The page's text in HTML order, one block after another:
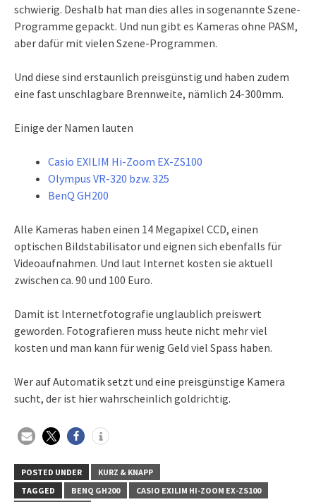
schwierig. Deshalb hat man dies alles in sogenannte Szene-
Programme gepackt. Und nun gibt es Kameras ohne PASM,
aber dafür mit vielen Szene-Programmen.
Und diese sind erstaunlich preisgünstig und haben zudem
eine fast unschlagbare Brennweite, nämlich 24-300mm.
Einige der Namen lauten
Casio EXILIM Hi-Zoom EX-ZS100
Olympus VR-320 bzw. 325
BenQ GH200
Alle Kameras haben einen 14 Megapixel CCD, einen
optischen Bildstabilisator und eignen sich ebenfalls für
Videoaufnahmen. Und laut Internet kosten sie aktuell
zwischen ca. 90 und 100 Euro.
Damit ist Internetfotografie unglaublich preiswert
geworden. Fotografieren muss heute nicht mehr viel
kosten und man kann für wenig Geld viel Spass haben.
Wer auf Automatik setzt und eine preisgünstige Kamera
sucht, der ist hier wahrscheinlich goldrichtig.
POSTED UNDER
KURZ & KNAPP
TAGGED
BENQ GH200
CASIO EXILIM HI-ZOOM EX-ZS100